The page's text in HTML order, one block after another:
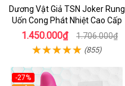
Dương Vật Giả TSN Joker Rung
Uốn Cong Phát Nhiệt Cao Cấp
1.450.000₫ 1.706.000₫
(855)
-27%